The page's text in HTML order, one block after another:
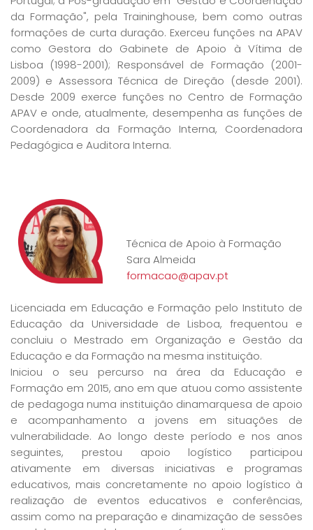
da Formação", pela Traininghouse, bem como outras
formações de curta duração. Exerceu funções na APAV
como Gestora do Gabinete de Apoio à Vítima de
Lisboa (1998-2001); Responsável de Formação (2001-
2009) e Assessora Técnica de Direção (desde 2001).
Desde 2009 exerce funções no Centro de Formação
APAV e onde, atualmente, desempenha as funções de
Coordenadora da Formação Interna, Coordenadora
Pedagógica e Auditora Interna.
Técnica de Apoio à Formação
Sara Almeida
formacao@apav.pt
Licenciada em Educação e Formação pelo Instituto de
Educação da Universidade de Lisboa, frequentou e
concluiu o Mestrado em Organização e Gestão da
Educação e da Formação na mesma instituição.
Iniciou o seu percurso na área da Educação e
Formação em 2015, ano em que atuou como assistente
de pedagoga numa instituição dinamarquesa de apoio
e acompanhamento a jovens em situações de
vulnerabilidade. Ao longo deste período e nos anos
seguintes, prestou apoio logístico participou
ativamente em diversas iniciativas e programas
educativos, mais concretamente no apoio logístico à
realização de eventos educativos e conferências,
assim como na preparação e dinamização de sessões